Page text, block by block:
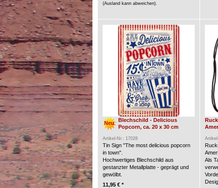
(Ausland kann abweichen).
Neu
Blechschild - Delicious
Popcorn, ca. 20 x 30 cm
Artikel-Nr.: 17028
Tin Sign "The most delicious popcorn
in town".
Hochwertiges Blechschild aus
gestanzter Metallplatte - geprägt und
gewölbt.
11,95 € *
Als